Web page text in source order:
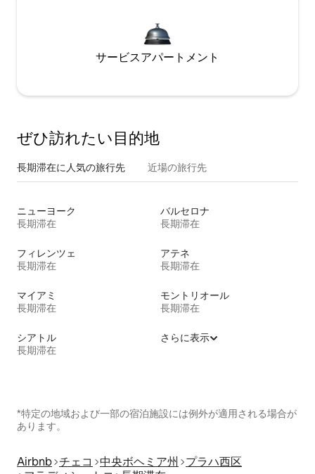
サービスアパートメント
ぜひ訪⁠れ⁠た⁠い目⁠的⁠地
長期滞在に人気の旅行先 近場の旅行先
ニューヨーク
長期滞在
バルセロナ
長期滞在
フィレンツェ
長期滞在
アテネ
長期滞在
マイアミ
長期滞在
モントリオール
長期滞在
シアトル
長期滞在
さらに表示
*特定の地域および一部の宿泊施設には例外が適用される場合が
あります。
Airbnb チェコ 中央ボヘミア州
プラハ西区